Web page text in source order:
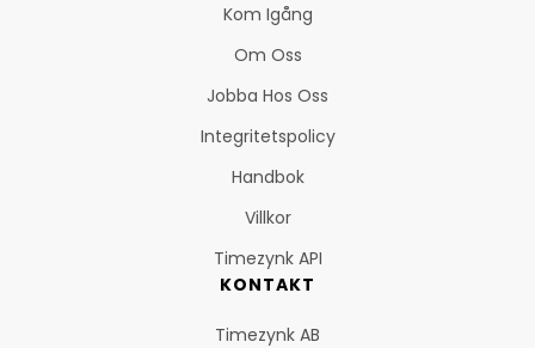
Kom Igång
Om Oss
Jobba Hos Oss
Integritetspolicy
Handbok
Villkor
Timezynk API
KONTAKT
Timezynk AB